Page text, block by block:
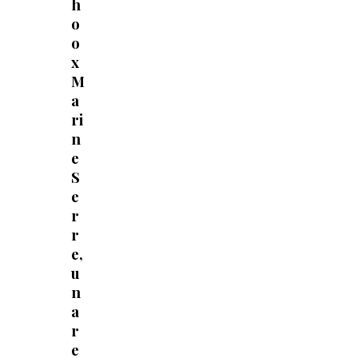
h
o
o
x
M
a
ri
n
e
S
e
r
r
e,
u
n
a
r
e